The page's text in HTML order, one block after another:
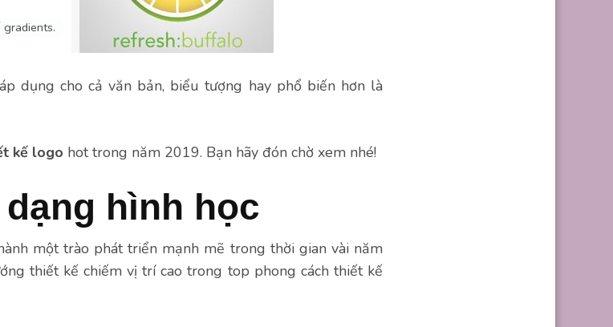
dụng cho cả văn bản, biểu tượng hay phổ biến hơn là
kế logo hot trong năm 2019. Bạn hãy đón chờ xem nhé!
hình học
một trào phát triển mạnh mẽ trong thời gian vài năm
thiết kế chiếm vị trí cao trong top phong cách thiết kế